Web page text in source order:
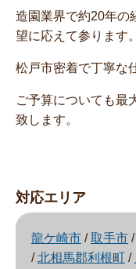
造園業界で約20年の
望に応えて参ります。
松戸市密着で丁寧な
ご予算についても最
致します。
対応エリア
龍ケ崎市 /取手市 /
/北相馬郡利根町 /